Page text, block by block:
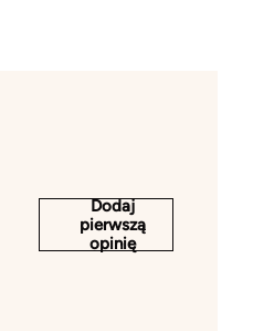
Dodaj
pierwszą
opinię